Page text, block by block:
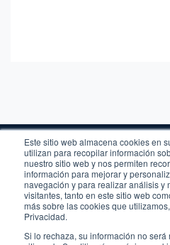
Este sitio web almacena cookies en
utilizan para recopilar información
nuestro sitio web y nos permiten
información para mejorar y
navegación y para realizar análisis y
visitantes, tanto en este sitio web
más sobre las cookies que
Privacidad.
Si lo rechaza, su información no
Legal
Privacidad
Newsletter